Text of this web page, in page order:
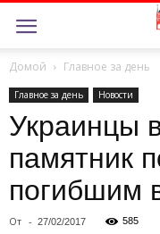
Домой Главное за день
Главное за день Новости
Украинцы
памятник
погибшим
От - 27/02/2017 585